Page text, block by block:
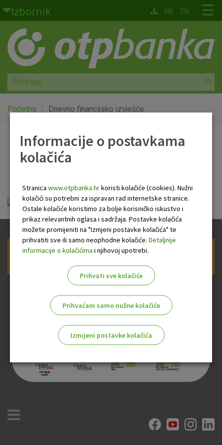
Skoči na glavni sadržaj
Izbornik
Građani
Privatno bankarstvo
Agro
Mala poduzeća i obrtnici
Globalna tržišta
O nama
☰
HR EN
Početna Dnevno financijsko izvješće
Dnevno financijsko
Dnevno financijsko izvješće.pdf
Prijava na newsletter OTP banke
Informacije o postavkama
kolačića
Stranica www.otpbanka.hrkoristi kolačiće (cookies). Nužni
kolačići su potrebni za ispravan rad internetske stranice.
Ostale kolačiće koristimo za bolje korisničko iskustvo i
prikaz relevantnih oglasa i sadržaja. Postavke kolačića
možete promijeniti na "Izmjeni postavke kolačića" te
prihvatiti sve ili samo neophodne kolačiće. Detaljnije
informacije o kolačićima i njihovoj upotrebi.
Prihvati sve kolačiće
Prihvaćam samo nužne kolačiće
Izmijeni postavke kolačića